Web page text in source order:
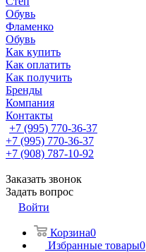
Обувь
Фламенко
Обувь
Как купить
Как оплатить
Как получить
Бренды
Компания
Контакты
+7 (995) 770-36-37
+7 (995) 770-36-37
+7 (908) 787-10-92
Заказать звонок
Задать вопрос
Войти
Корзина0
Избранные товары0